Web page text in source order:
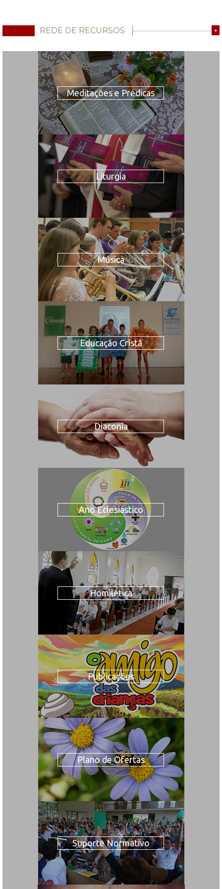
REDE DE RECURSOS +
Meditações e Prédicas
Liturgia
Música
Educação Cristã
Diaconia
Ano Eclesiástico
Homilética
Publicações
Plano de Ofertas
Suporte Normativo